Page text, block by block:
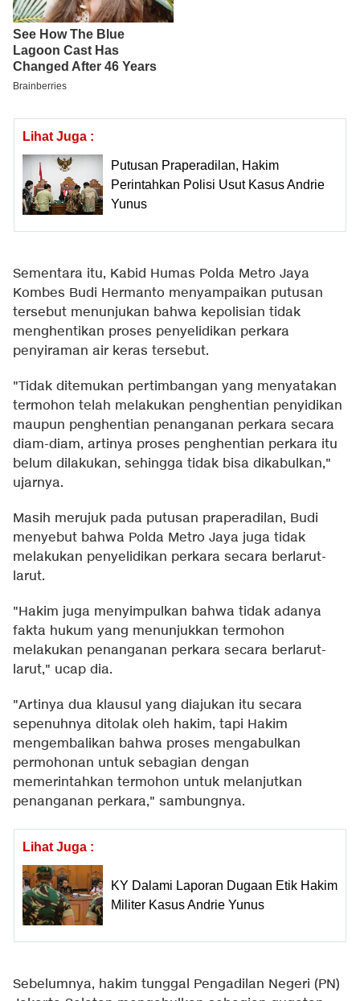
Lihat Juga :
Putusan Praperadilan, Hakim
Perintahkan Polisi Usut Kasus Andrie
Yunus
Sementara itu, Kabid Humas Polda Metro Jaya
Kombes Budi Hermanto menyampaikan putusan
tersebut menunjukan bahwa kepolisian tidak
menghentikan proses penyelidikan perkara
penyiraman air keras tersebut.
"Tidak ditemukan pertimbangan yang menyatakan
termohon telah melakukan penghentian penyidikan
maupun penghentian penanganan perkara secara
diam-diam, artinya proses penghentian perkara itu
belum dilakukan, sehingga tidak bisa dikabulkan,"
ujarnya.
Masih merujuk pada putusan praperadilan, Budi
menyebut bahwa Polda Metro Jaya juga tidak
melakukan penyelidikan perkara secara berlarut-
larut.
"Hakim juga menyimpulkan bahwa tidak adanya
fakta hukum yang menunjukkan termohon
melakukan penanganan perkara secara berlarut-
larut," ucap dia.
"Artinya dua klausul yang diajukan itu secara
sepenuhnya ditolak oleh hakim, tapi Hakim
mengembalikan bahwa proses mengabulkan
permohonan untuk sebagian dengan
memerintahkan termohon untuk melanjutkan
penanganan perkara," sambungnya.
Lihat Juga :
KY Dalami Laporan Dugaan Etik Hakim
Militer Kasus Andrie Yunus
Sebelumnya, hakim tunggal Pengadilan Negeri (PN)